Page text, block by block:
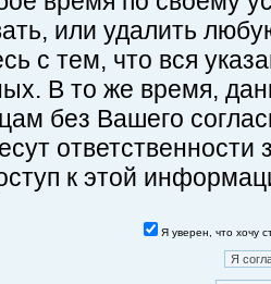
или удалить
с тем, что вся
В то же время,
без Вашего
ответственности
к этой
Я уверен, что хочу